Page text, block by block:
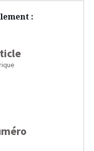
: